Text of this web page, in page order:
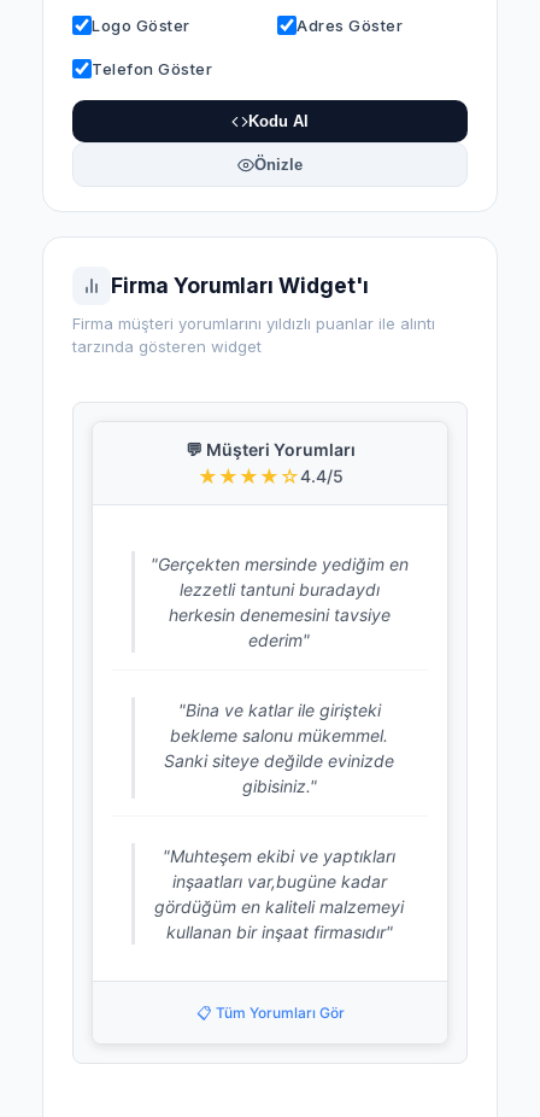
Logo Göster Adres Göster
Telefon Göster
Kodu Al
Önizle
Firma Yorumları Widget'ı
Firma müşteri yorumlarını yıldızlı puanlar ile alıntı
tarzında gösteren widget
💬 Müşteri Yorumları
★★★★☆4.4/5
"Gerçekten mersinde yediğim en
lezzetli tantuni buradaydı
herkesin denemesini tavsiye
ederim"
"Bina ve katlar ile girişteki
bekleme salonu mükemmel.
Sanki siteye değilde evinizde
gibisiniz."
"Muhteşem ekibi ve yaptıkları
inşaatları var,bugüne kadar
gördüğüm en kaliteli malzemeyi
kullanan bir inşaat firmasıdır"
📋 Tüm Yorumları Gör